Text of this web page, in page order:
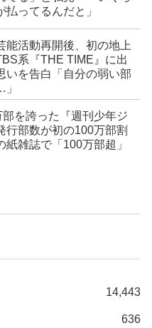
払ってるんだと」
能活動再開後、初の地上
系『THE TIME』に出
いを告白「自分の弱い部
を誇った『週刊少年ジ
部数が初の100万部割
雑誌で「100万部超」
14,443
636